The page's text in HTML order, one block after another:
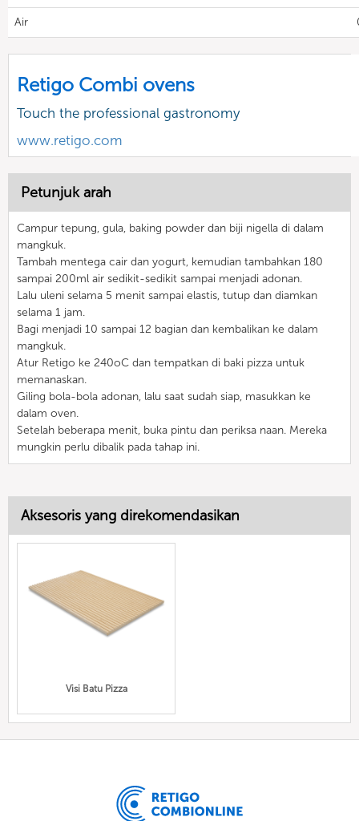
Air
Retigo Combi ovens
Touch the professional gastronomy
www.retigo.com
Petunjuk arah
Campur tepung, gula, baking powder dan biji nigella di dalam
mangkuk.
Tambah mentega cair dan yogurt, kemudian tambahkan 180
sampai 200ml air sedikit-sedikit sampai menjadi adonan.
Lalu uleni selama 5 menit sampai elastis, tutup dan diamkan
selama 1 jam.
Bagi menjadi 10 sampai 12 bagian dan kembalikan ke dalam
mangkuk.
Atur Retigo ke 240oC dan tempatkan di baki pizza untuk
memanaskan.
Giling bola-bola adonan, lalu saat sudah siap, masukkan ke
dalam oven.
Setelah beberapa menit, buka pintu dan periksa naan. Mereka
mungkin perlu dibalik pada tahap ini.
Aksesoris yang direkomendasikan
Visi Batu Pizza